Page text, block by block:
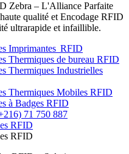
Zebra – L'Alliance Parfaite
qualité et Encodage RFID
ultrarapide et infaillible.
Imprimantes RFID
Thermiques de bureau RFID
Thermiques Industrielles
Thermiques Mobiles RFID
à Badges RFID
71 750 887
RFID
RFID